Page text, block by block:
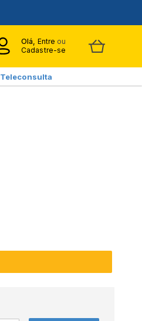
Olá, Entre ou
Cadastre-se
Teleconsulta